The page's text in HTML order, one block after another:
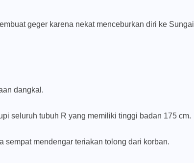
geger karena nekat menceburkan diri ke Sungai
dangkal.
seluruh tubuh R yang memiliki tinggi badan 175 cm.
sempat mendengar teriakan tolong dari korban.